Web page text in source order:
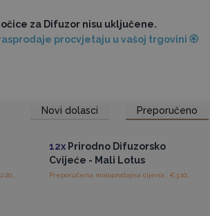
za Difuzor nisu uključene.
procvjetaju u vašoj trgovini 🏵
Novi dolasci Preporučeno
Pristup veleprodajnim
cijenama
12xPrirodno Difuzorsko
Cvijeće - Mali Lotus
Preporučena maloprodajna cijena : €3.10/Difuzor